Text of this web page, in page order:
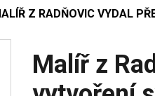
Z RADŇOVIC VYDAL
Malíř z